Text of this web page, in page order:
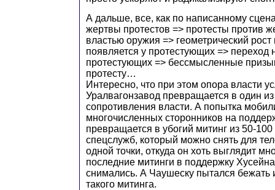
А дальше, все, как по написанному
жертвы протестов => протесты против
властью оружия => геометрический
появляется у протестующих => переход
протестующих => бессмысленные
протесту…
Интересно, что при этом опора власти
Уралвагонзавод превращается в один
сопротивления власти. А попытка
многочисленных сторонников на
превращается в убогий митинг из 50-100
спецслужб, который можно снять для
одной точки, откуда он хоть выглядит
последние митинги в поддержку
снимались. А Чаушеску пытался бежать
такого митинга.